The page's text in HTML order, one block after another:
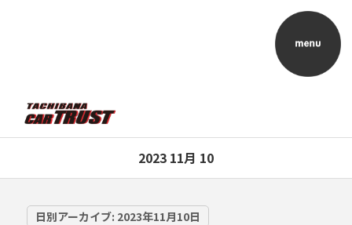
2023 11月 10
日別アーカイブ: 2023年11月10日